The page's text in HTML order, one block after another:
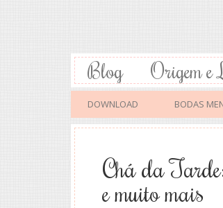
Blog Origem e
DOWNLOAD BODAS
Chá da
e muito mais